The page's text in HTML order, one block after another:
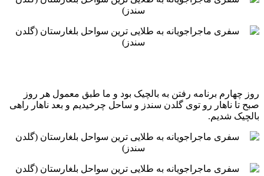
روز چهارم برنامه رفتن به بالچیک بود و ما طبق معمول هر روز
صبح تا ناهار رو توی گلدن سندز و ساحل چرخیدیم و ‏بعد ناهار راهی
بالچیک شدیم. ‏ ‏